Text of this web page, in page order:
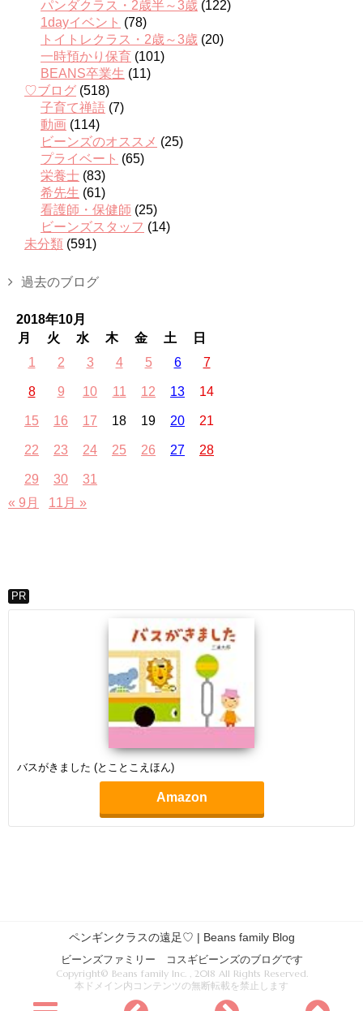
パンダクラス・2歳半～3歳 (122)
1dayイベント (78)
トイトレクラス・2歳～3歳 (20)
一時預かり保育 (101)
BEANS卒業生 (11)
♡ブログ (518)
子育て禅語 (7)
動画 (114)
ビーンズのオススメ (25)
プライベート (65)
栄養士 (83)
希先生 (61)
看護師・保健師 (25)
ビーンズスタッフ (14)
未分類 (591)
過去のブログ
2018年10月
月
火 水 木 金 土
日
1
2 3 4 5 6 7
8 9 10 11 12 13 14
15 16 17 18 19 20 21
22 23 24 25 26 27 28
29 30
31
« 9月
11月 »
PR
バスがきました (とことこえほん)
Amazon
ペンギンクラスの遠足♡ | Beans family Blog
ビーンズファミリー コスギビーンズのブログです
Copyright© Beans family Inc. , 2018 All Rights Reserved.
本ドメイン内コンテンツの無断転載を禁止します